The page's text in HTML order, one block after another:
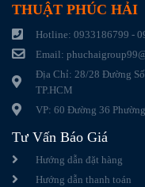
THUẬT PHÚC HẢI
Hotline: 0933186799 -
Email:
Địa Chỉ: 28/28 Đường Số
TP.HCM
VP: 60 Đường 36
Tư Vấn Báo Giá
Hướng dẫn đặt hàng
Hướng dẫn thanh toán